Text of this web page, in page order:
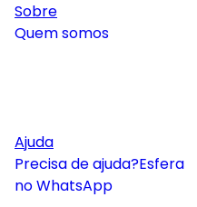
Sobre
Quem somos
Ajuda
Precisa de ajuda?Esfera
no WhatsApp